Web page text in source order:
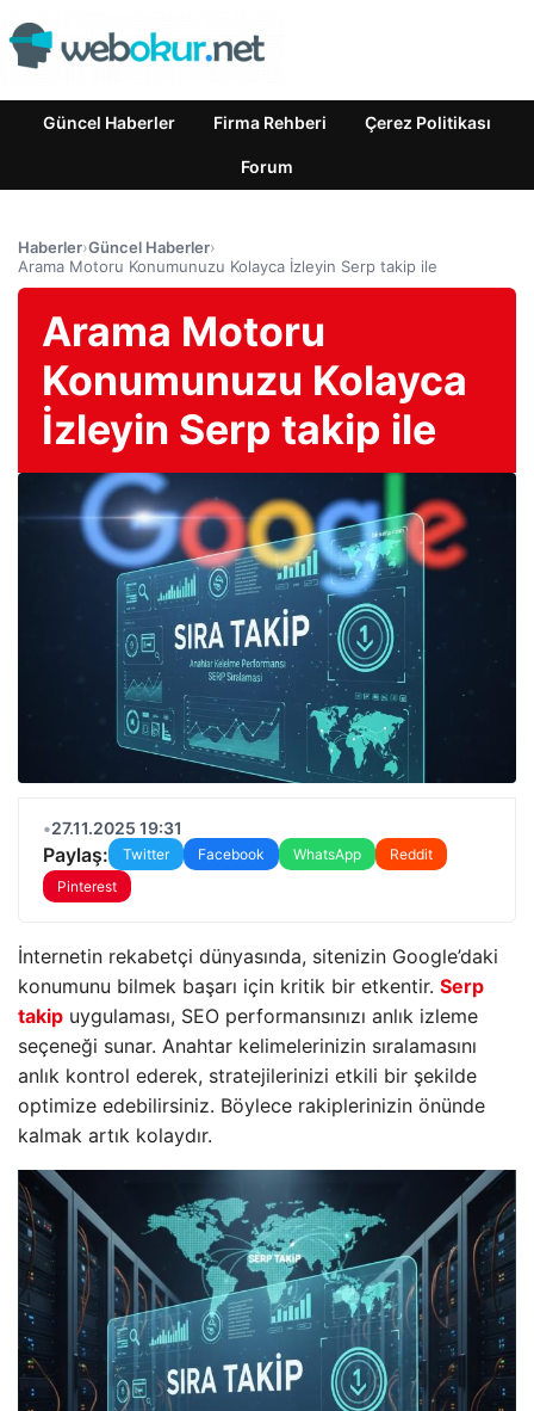
Güncel Haberler Firma Rehberi Çerez Politikası
Forum
Haberler›Güncel Haberler›
Arama Motoru Konumunuzu Kolayca İzleyin Serp takip ile
Arama Motoru
Konumunuzu Kolayca
İzleyin Serp takip ile
•27.11.2025 19:31
Paylaş: Twitter Facebook WhatsApp
Reddit
Pinterest
İnternetin rekabetçi dünyasında, sitenizin Google’daki
konumunu bilmek başarı için kritik bir etkentir. Serp
takip uygulaması, SEO performansınızı anlık izleme
seçeneği sunar. Anahtar kelimelerinizin sıralamasını
anlık kontrol ederek, stratejilerinizi etkili bir şekilde
optimize edebilirsiniz. Böylece rakiplerinizin önünde
kalmak artık kolaydır.